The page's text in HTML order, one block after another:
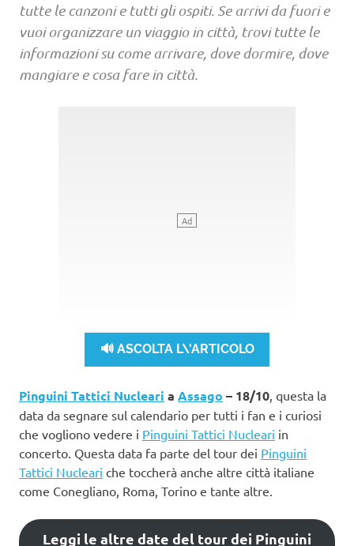
tutte le canzoni e tutti gli ospiti. Se arrivi da fuori e
vuoi organizzare un viaggio in città, trovi tutte le
informazioni su come arrivare, dove dormire, dove
mangiare e cosa fare in città.
🔊 ASCOLTA L\'ARTICOLO
Pinguini Tattici Nucleari a Assago – 18/10 , questa la
data da segnare sul calendario per tutti i fan e i curiosi
che vogliono vedere i Pinguini Tattici Nucleari in
concerto. Questa data fa parte del tour dei Pinguini
Tattici Nucleari che toccherà anche altre città italiane
come Conegliano, Roma, Torino e tante altre.
Leggi le altre date del tour dei Pinguini